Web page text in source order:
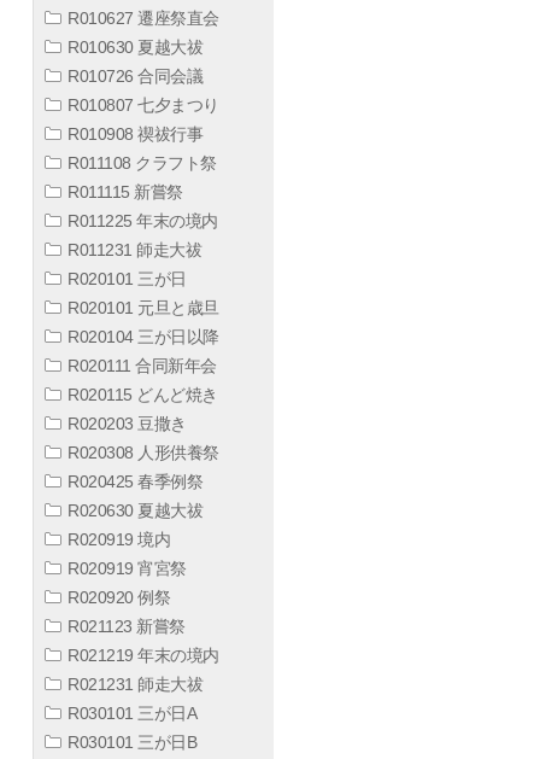
R010627 遷座祭直会
R010630 夏越大祓
R010726 合同会議
R010807 七夕まつり
R010908 禊祓行事
R011108 クラフト祭
R011115 新嘗祭
R011225 年末の境内
R011231 師走大祓
R020101 三が日
R020101 元旦と歳旦
R020104 三が日以降
R020111 合同新年会
R020115 どんど焼き
R020203 豆撒き
R020308 人形供養祭
R020425 春季例祭
R020630 夏越大祓
R020919 境内
R020919 宵宮祭
R020920 例祭
R021123 新嘗祭
R021219 年末の境内
R021231 師走大祓
R030101 三が日A
R030101 三が日B